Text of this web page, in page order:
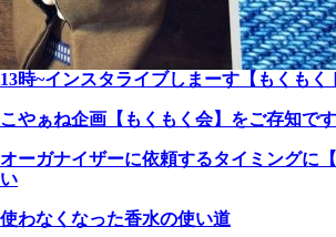
13時~インスタライブしまーす【もくもく
こやぁね企画【もくもく会】をご存知で
オーガナイザーに依頼するタイミングに
い
使わなくなった香水の使い道